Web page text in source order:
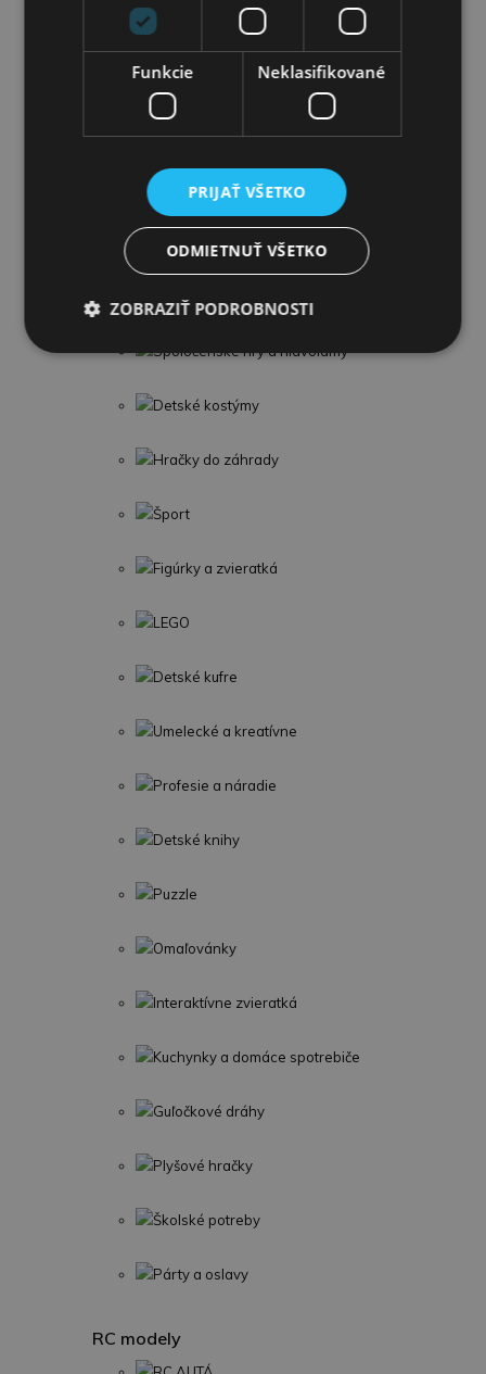
Autá,lietadlá a garáže
Modely áut
Traktory a Stavebné stroje
Stavebnice
Zbrane
Hudobné nástroje
Spoločenské hry a hlavolamy
Detské kostýmy
Hračky do záhrady
Šport
Figúrky a zvieratká
LEGO
Detské kufre
Umelecké a kreatívne
Profesie a náradie
Detské knihy
Puzzle
Omaľovánky
Interaktívne zvieratká
Kuchynky a domáce spotrebiče
Guľočkové dráhy
Plyšové hračky
Školské potreby
Párty a oslavy
RC modely
Funkcie Neklasifikované
PRIJAŤ VŠETKO
ODMIETNUŤ VŠETKO
ZOBRAZIŤ PODROBNOSTI